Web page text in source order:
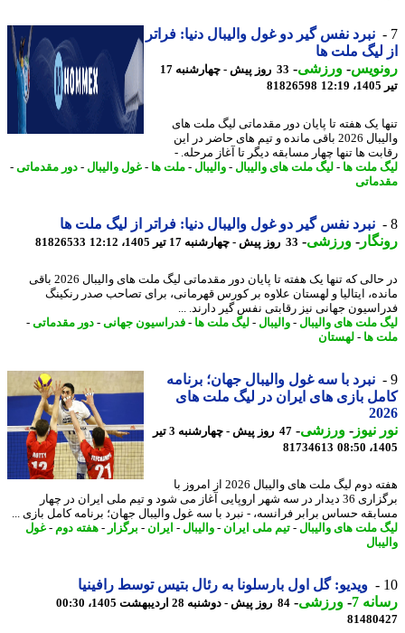
نبرد نفس گیر دو غول والیبال دنیا: فراتر
لیگ ملت ها
-ورزشی-
33 روز پیش - چهارشنبه 17
81826598
یک هفته تا پایان دور مقدماتی لیگ ملت های
والیبال 2026 باقی مانده و تیم های حاضر در این
ها تنها چهار مسابقه دیگر تا آغاز مرحله. -
ملت ها- لیگ ملت های والیبال-والیبال-ملت ها- غول والیبال-دور مقدماتی-
نبرد نفس گیر دو غول والیبال دنیا: فراتر از لیگ ملت ها
-ورزشی-33 روز پیش - چهارشنبه 17 تیر 1405، 12:12 81826533
در حالی که تنها یک هفته تا پایان دور مقدماتی لیگ ملت های والیبال 2026 باقی
ایتالیا و لهستان علاوه بر کورس قهرمانی، برای تصاحب صدر رنکینگ
جهانی نیز رقابتی نفس گیر دارند. ...
ملت های والیبال-والیبال-لیگ ملت ها- فدراسیون جهانی-دور مقدماتی-
ها- لهستان
نبرد با سه غول والیبال جهان؛ برنامه
بازی های ایران در لیگ ملت های
نیوز-ورزشی-
47 روز پیش - چهارشنبه 3 تیر
81734613
هفته دوم لیگ ملت های والیبال 2026 از امروز با
برگزاری 36 دیدار در سه شهر اروپایی آغاز می شود و تیم ملی ایران در چهار
حساس برابر فرانسه، - نبرد با سه غول والیبال جهان؛ برنامه کامل بازی ...
ملت های والیبال-تیم ملی ایران - والیبال-ایران - برگزار - هفته دوم -غول
ویدیو: گل اول بارسلونا به رئال بتیس توسط رافینیا
7
-ورزشی-84 روز پیش - دوشنبه 28 اردیبهشت 1405، 00:30